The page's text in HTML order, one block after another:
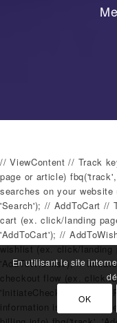
En utilisant le site
OK
// ViewContent // Track
page or article)
searches on your
'Search'); // AddToCart //
cart (ex. click/landing
'AddToCart'); //
wishlist (ex. click/landing
'AddToWishlist'); //
checkout flow (ex. click/
'InitiateCheckout'); //
information is added in